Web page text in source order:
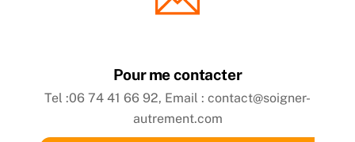
Pour me contacter
Tel :06 74 41 66 92, Email : contact@soigner-
autrement.com